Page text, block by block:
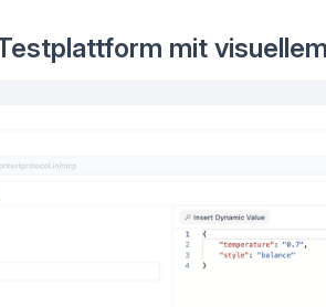
mit